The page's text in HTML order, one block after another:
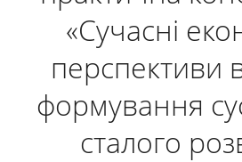
«Сучасні
перспективи
формування
сталого